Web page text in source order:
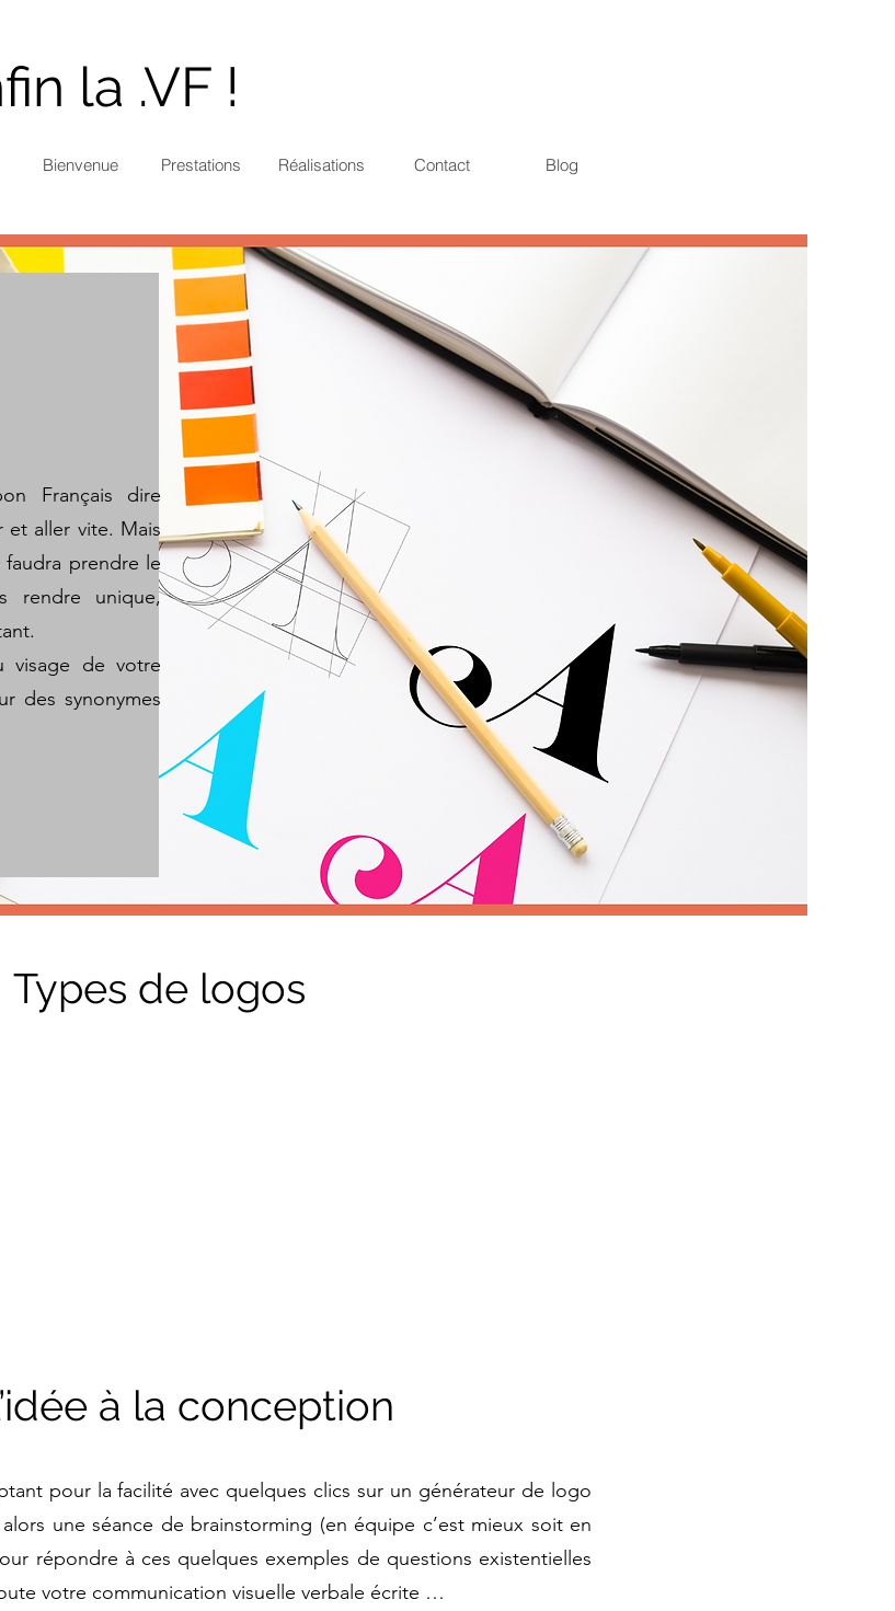
la .VF !
Bienvenue Prestations Réalisations Contact Blog
Français dire
et aller vite. Mais
prendre le
rendre unique,
visage de votre
des synonymes
Types de logos
à la conception
pour la facilité avec quelques clics sur un générateur de logo
une séance de brainstorming (en équipe c’est mieux soit en
répondre à ces quelques exemples de questions existentielles
votre communication visuelle verbale écrite …